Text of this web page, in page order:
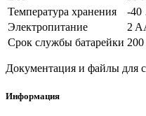
Температура хранения
-40
Электропитание
2
Срок службы батарейки 200
Документация и файлы для
Информация